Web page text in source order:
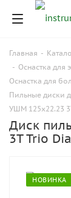
Главная -
- Оснастка для
Оснастка для
Пильные диски
УШМ 125x22.23
Диск
3T Trio
НОВИНКА